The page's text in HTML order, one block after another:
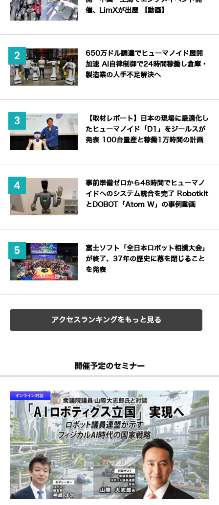
催、LimXが出展 【動画】
650万ドル調達でヒューマノイド展開
加速 AI自律制御で24時間稼働し倉庫・
製造業の人手不足解決へ
【取材レポート】日本の現場に最適化し
たヒューマノイド「D1」をジールスが
発表 100台量産と稼働1万時間の計画
事前準備ゼロから48時間でヒューマノ
イドへのシステム統合を完了 Robotkit
とDOBOT「Atom W」の事例動画
富士ソフト「全日本ロボット相撲大会」
が終了、37年の歴史に幕を閉じること
を発表
アクセスランキングをもっと見る
開催予定のセミナー